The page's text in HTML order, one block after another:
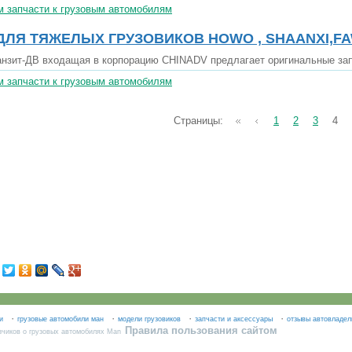
запчасти к грузовым автомобилям
ТЯЖЕЛЫХ ГРУЗОВИКОВ HOWO ,
ДВ входащая в корпорацию CHINADV предлагает оригинальные
запчасти к грузовым автомобилям
Страницы: 1 2 3 4
· грузовые автомобили ман · модели грузовиков · запчасти и аксессуары · отзывы
о грузовых автомобилях Man
Правила пользования сайтом